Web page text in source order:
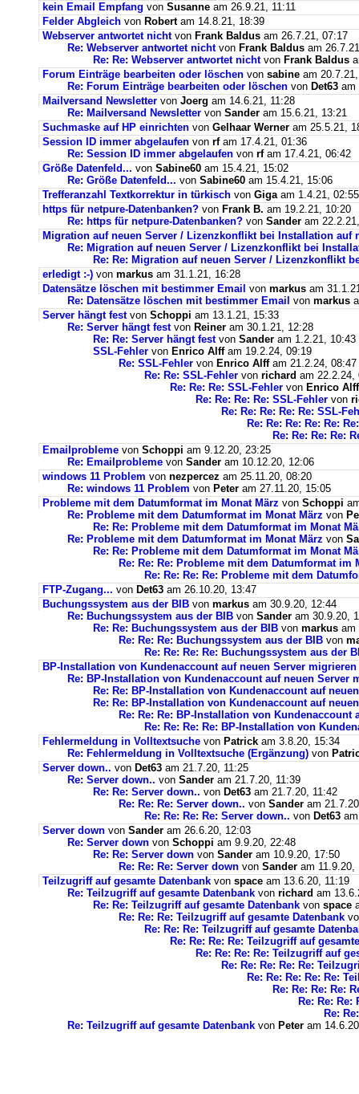
kein Email Empfang von Susanne am 26.9.21, 11:11
Felder Abgleich von Robertam 14.8.21, 18:39
Webserver antwortet nichtvon Frank Baldus am 26.7.21, 07:17
Re: Webserver antwortet nichtvon Frank Baldus am
Re: Re: Webserver antwortet nichtvon Frank Baldus
Forum Einträge bearbeiten oder löschen von sabine am
Re: Forum Einträge bearbeiten oder löschen von Det63 am
Mailversand Newsletter von Joerg am 14.6.21, 11:28
Re: Mailversand Newsletter von Sander am 15.6.21, 13:21
Suchmaske auf HP einrichten von Gelhaar Werner am 25.5.21,
Session ID immer abgelaufen von rfam 17.4.21, 01:36
Re: Session ID immer abgelaufen von rfam 17.4.21, 06:42
Größe Datenfeld... von Sabine60 am 15.4.21, 15:02
Re: Größe Datenfeld... von Sabine60 am 15.4.21, 15:06
Trefferanzahl Textkorrektur in türkisch von Gigaam 1.4.21, 02:55
https für netpure-Datenbanken? von Frank B. am 19.2.21, 10:20
Re: https für netpure-Datenbanken? von Sander am
Migration auf neuen Server / Lizenzkonflikt bei Installation auf
Re: Migration auf neuen Server / Lizenzkonflikt bei
Re: Re: Migration auf neuen Server / Lizenzkonflikt
erledigt :-) von markus am 31.1.21, 16:28
Datensätze löschen mit bestimmer Email von markus am
Re: Datensätze löschen mit bestimmer Email von markus
Server hängt festvon Schoppi am 13.1.21, 15:33
Re: Server hängt festvon Reiner am 30.1.21, 12:28
Re: Re: Server hängt festvon Sander am 1.2.21, 10:43
SSL-Fehler von Enrico Alffam 19.2.24, 09:19
Re: SSL-Fehler von Enrico Alffam 21.2.24, 08:47
Re: Re: SSL-Fehler von richard am 22.2.24,
Re: Re: Re: SSL-Fehler von Enrico Alff
Re: Re: Re: Re: SSL-Fehler von
Re: Re: Re: Re: Re: SSL-
Re: Re: Re: Re: Re:
Re: Re: Re: Re:
Emailprobleme von Schoppi am 9.12.20, 23:25
Re: Emailprobleme von Sander am 10.12.20, 12:06
windows 11 Problem von nezpercez am 25.11.20, 08:20
Re: windows 11 Problem von Peter am 27.11.20, 15:05
Probleme mit dem Datumformat im Monat März von Schoppi
Re: Probleme mit dem Datumformat im Monat März von
Re: Re: Probleme mit dem Datumformat im Monat
Re: Probleme mit dem Datumformat im Monat März von
Re: Re: Probleme mit dem Datumformat im Monat
Re: Re: Re: Probleme mit dem Datumformat im
Re: Re: Re: Re: Probleme mit dem
FTP-Zugang... von Det63 am 26.10.20, 13:47
Buchungssystem aus der BIB von markus am 30.9.20, 12:44
Re: Buchungssystem aus der BIB von Sander am 30.9.20,
Re: Re: Buchungssystem aus der BIB von markus am
Re: Re: Re: Buchungssystem aus der BIB von
Re: Re: Re: Re: Buchungssystem aus der
BP-Installation von Kundenaccount auf neuen Server migrieren
Re: BP-Installation von Kundenaccount auf neuen Server
Re: Re: BP-Installation von Kundenaccount auf
Re: Re: BP-Installation von Kundenaccount auf
Re: Re: Re: BP-Installation von Kundenaccount
Re: Re: Re: Re: BP-Installation von
Fehlermeldung in Volltextsuche von Patrick am 3.8.20, 15:34
Re: Fehlermeldung in Volltextsuche (Ergänzung) von
Server down.. von Det63 am 21.7.20, 11:25
Re: Server down.. von Sander am 21.7.20, 11:39
Re: Re: Server down.. von Det63 am 21.7.20, 11:42
Re: Re: Re: Server down.. von Sander am
Re: Re: Re: Re: Server down.. von Det63
Server down von Sander am 26.6.20, 12:03
Re: Server down von Schoppi am 9.9.20, 22:48
Re: Re: Server down von Sander am 10.9.20, 17:50
Re: Re: Re: Server down von Sander am 11.9.20,
Teilzugriff auf gesamte Datenbank von space am 13.6.20, 11:19
Re: Teilzugriff auf gesamte Datenbank von richard am
Re: Re: Teilzugriff auf gesamte Datenbank von space
Re: Re: Re: Teilzugriff auf gesamte Datenbank
Re: Re: Re: Teilzugriff auf gesamte
Re: Re: Re: Re: Teilzugriff auf
Re: Re: Re: Re: Teilzugriff auf
Re: Re: Re: Re: Re:
Re: Re: Re: Re: Re:
Re: Re: Re: Re:
Re: Re: Re:
Re:
Re: Teilzugriff auf gesamte Datenbank von Peter am